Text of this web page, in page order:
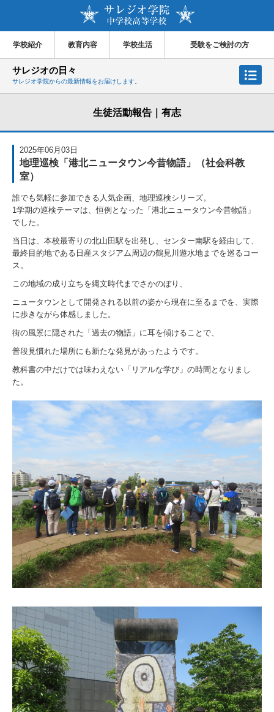
学校紹介 教育内容 学校生活 受験をご検討の方
サレジオの日々
サレジオ学院からの最新情報をお届けします。
生徒活動報告｜有志
2025年06月03日
地理巡検「港北ニュータウン今昔物語」（社会科教
室）
誰でも気軽に参加できる人気企画、地理巡検シリーズ。
1学期の巡検テーマは、恒例となった「港北ニュータウン今昔物語」
でした。
当日は、本校最寄りの北山田駅を出発し、センター南駅を経由して、
最終目的地である日産スタジアム周辺の鶴見川遊水地までを巡るコー
ス。
この地域の成り立ちを縄文時代までさかのぼり、
ニュータウンとして開発される以前の姿から現在に至るまでを、実際
に歩きながら体感しました。
街の風景に隠された「過去の物語」に耳を傾けることで、
普段見慣れた場所にも新たな発見があったようです。
教科書の中だけでは味わえない「リアルな学び」の時間となりまし
た。